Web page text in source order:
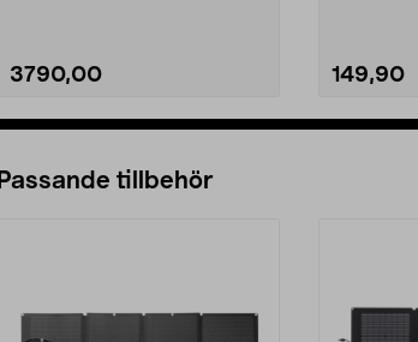
3790,00 149,90
Passande tillbehör